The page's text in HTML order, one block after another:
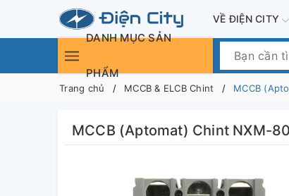
VỀ ĐIỆN CITY
DANH MỤC SẢN
PHẨM
Trang chủ MCCB & ELCB Chint MCCB
MCCB (Aptomat) Chint NXM-